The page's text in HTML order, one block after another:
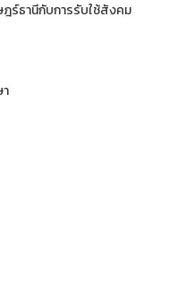
ร์ธานีกับการรับใช้สังคม